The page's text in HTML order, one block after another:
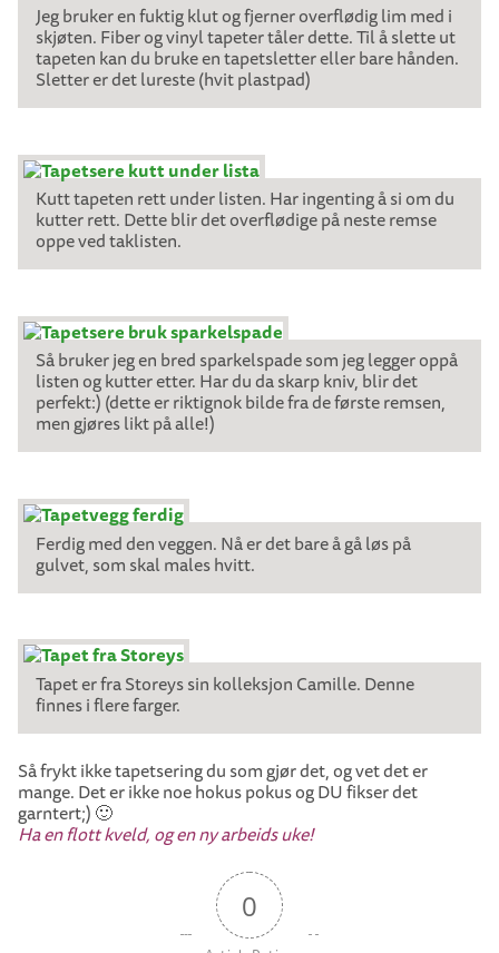
Jeg bruker en fuktig klut og fjerner overflødig lim med i
skjøten. Fiber og vinyl tapeter tåler dette. Til å slette ut
tapeten kan du bruke en tapetsletter eller bare hånden.
Sletter er det lureste (hvit plastpad)
Kutt tapeten rett under listen. Har ingenting å si om du
kutter rett. Dette blir det overflødige på neste remse
oppe ved taklisten.
Så bruker jeg en bred sparkelspade som jeg legger oppå
listen og kutter etter. Har du da skarp kniv, blir det
perfekt:) (dette er riktignok bilde fra de første remsen,
men gjøres likt på alle!)
Ferdig med den veggen. Nå er det bare å gå løs på
gulvet, som skal males hvitt.
Tapet er fra Storeys sin kolleksjon Camille. Denne
finnes i flere farger.
Så frykt ikke tapetsering du som gjør det, og vet det er
mange. Det er ikke noe hokus pokus og DU fikser det
garntert;) 🙂
Ha en flott kveld, og en ny arbeids uke!
0